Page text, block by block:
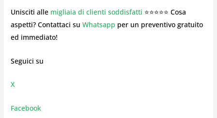
Unisciti alle migliaia di clienti soddisfatti ⭐⭐⭐⭐⭐ Cosa
aspetti? Contattaci su Whatsapp per un preventivo gratuito
ed immediato!
Seguici su
X
Facebook